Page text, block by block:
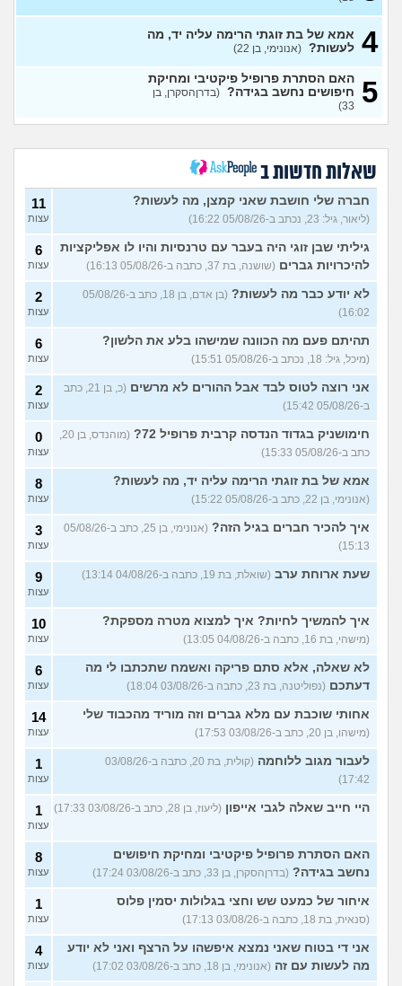
לכם עצות?
האם מה שאני מרגיש זה הגיוני
ותקין?
(לירון, בן 31)
איך להתגבר על רצון לקשר
לפני הזמן?
(אנונימית, בת 21)
הבילויים, זה מוריד לכם?
(לחם ושעשועים, בן 36)
13
כשרבתי עם בת הזוג שלי,
דחפתי אותה מתוך כעס. איך
להתמודד?
(אלכס, שם בדוי, בן
40)
13
עצות
איך להסביר לה שאני רוצה
להיפרד?
(עידן, בן 27)
20
עצות
בעיות ביני לבית הזוג, מה
לעשות?
6
עצות
לא משלמת בדייטים
(אלי, בן
29)
9
עצות
יוצאת איתו היום לדייט ראשון 3
עצות
בטיילת או מועדון?
(רואי, בן
26)
8
עצות
לוקח אותי לדייטים גרועים
האם להמשיך?
(נטע, בת 21)
17
עצות
עוד שאלות חדשות במדור
4 אמא של בת זוגתי הרימה עליה יד, מה
לעשות? (אנונימי, בן 22)
5 האם הסתרת פרופיל פיקטיבי ומחיקת
חיפושים נחשב בגידה? (בדרןהסקרן, בן
33)
שאלות חדשות ב
חברה שלי חושבת שאני קמצן, מה לעשות?
(ליאור, גיל: 23, נכתב ב-05/08/26 16:22)
11
עצות
גיליתי שבן זוגי היה בעבר עם טרנסיות והיו לו אפליקציות
להיכרויות גברים (שושנה, בת 37, כתבה ב-05/08/26 16:13)
6
עצות
לא יודע כבר מה לעשות?
(בן אדם, בן 18, כתב ב-05/08/26
16:02)
2
עצות
תהיתם פעם מה הכוונה שמישהו בלע את הלשון?
(מיכל, גיל: 18, נכתב ב-05/08/26 15:51)
6
עצות
אני רוצה לטוס לבד אבל ההורים לא מרשים
(כ, בן 21, כתב
ב-05/08/26 15:42)
2
עצות
חימושניק בגדוד הנדסה קרבית פרופיל 72?
כתב ב-05/08/26 15:33)
0
עצות
אמא של בת זוגתי הרימה עליה יד, מה לעשות?
(אנונימי, בן 22, כתב ב-05/08/26 15:22)
8
עצות
איך להכיר חברים בגיל הזה?
(אנונימי, בן 25, כתב ב-05/08/26
15:13)
3
עצות
שעת ארוחת ערב (שואלת, בת 19, כתבה ב-04/08/26 13:14) 9
עצות
איך להמשיך לחיות? איך למצוא מטרה מספקת?
(מישהי, בת 16, כתבה ב-04/08/26 13:05)
10
עצות
לא שאלה, אלא סתם פריקה ואשמח שתכתבו לי מה
דעתכם (נפוליטנה, בת 23, כתבה ב-03/08/26 18:04)
6
עצות
אחותי שוכבת עם מלא גברים וזה מוריד מהכבוד שלי
(מישהו, בן 20, כתב ב-03/08/26 17:53)
14
עצות
לעבור מגוב ללוחמה
(קולית, בת 20, כתבה ב-03/08/26
17:42)
1
עצות
היי חייב שאלה לגבי אייפון (ליעוז, בן 28, כתב ב-03/08/26 17:33) 1
עצות
האם הסתרת פרופיל פיקטיבי ומחיקת חיפושים
נחשב בגידה? (בדרןהסקרן, בן 33, כתב ב-03/08/26 17:24)
8
עצות
איחור של כמעט שש וחצי בגלולות יסמין פלוס
(סנאית, בת 18, כתבה ב-03/08/26 17:13)
1
עצות
אני די בטוח שאני נמצא איפשהו על הרצף ואני לא יודע
מה לעשות עם זה (אנונימי, בן 18, כתב ב-03/08/26 17:02)
4
עצות